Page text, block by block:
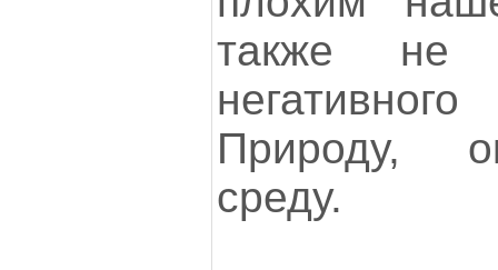
также не
Природу,
среду.